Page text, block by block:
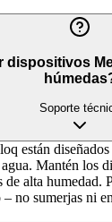
dispositivos
Soporte
están
Mantén los
de alta humedad.
no sumerjas ni